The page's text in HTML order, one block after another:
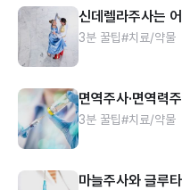
신데렐라주사는
3분 꿀팁#치료/약물
면역주사·면역력
3분 꿀팁#치료/약물
마늘주사와 글루